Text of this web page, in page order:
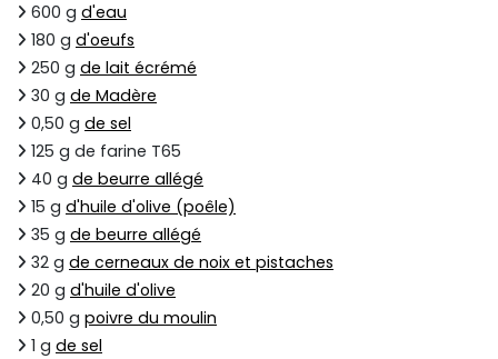
600 g d'eau
180 g d'oeufs
250 g de lait écrémé
30 g de Madère
0,50 g de sel
125 g de farine T65
40 g de beurre allégé
15 g d'huile d'olive (poêle)
35 g de beurre allégé
32 g de cerneaux de noix et pistaches
20 g d'huile d'olive
0,50 g poivre du moulin
1 g de sel